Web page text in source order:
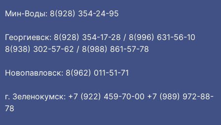
Мин-Воды: 8(928) 354-24-95
Георгиевск: 8(928) 354-17-28 / 8(996) 631-56-10
8(938) 302-57-62 / 8(988) 861-57-78
Новопавловск: 8(962) 011-51-71
г. Зеленокумск: +7 (922) 459-70-00 +7 (989) 972-88-
78